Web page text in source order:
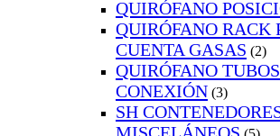
QUIRÓFANO
QUIRÓFANO RACK
CUENTA GASAS (2)
QUIRÓFANO
CONEXIÓN (3)
SH